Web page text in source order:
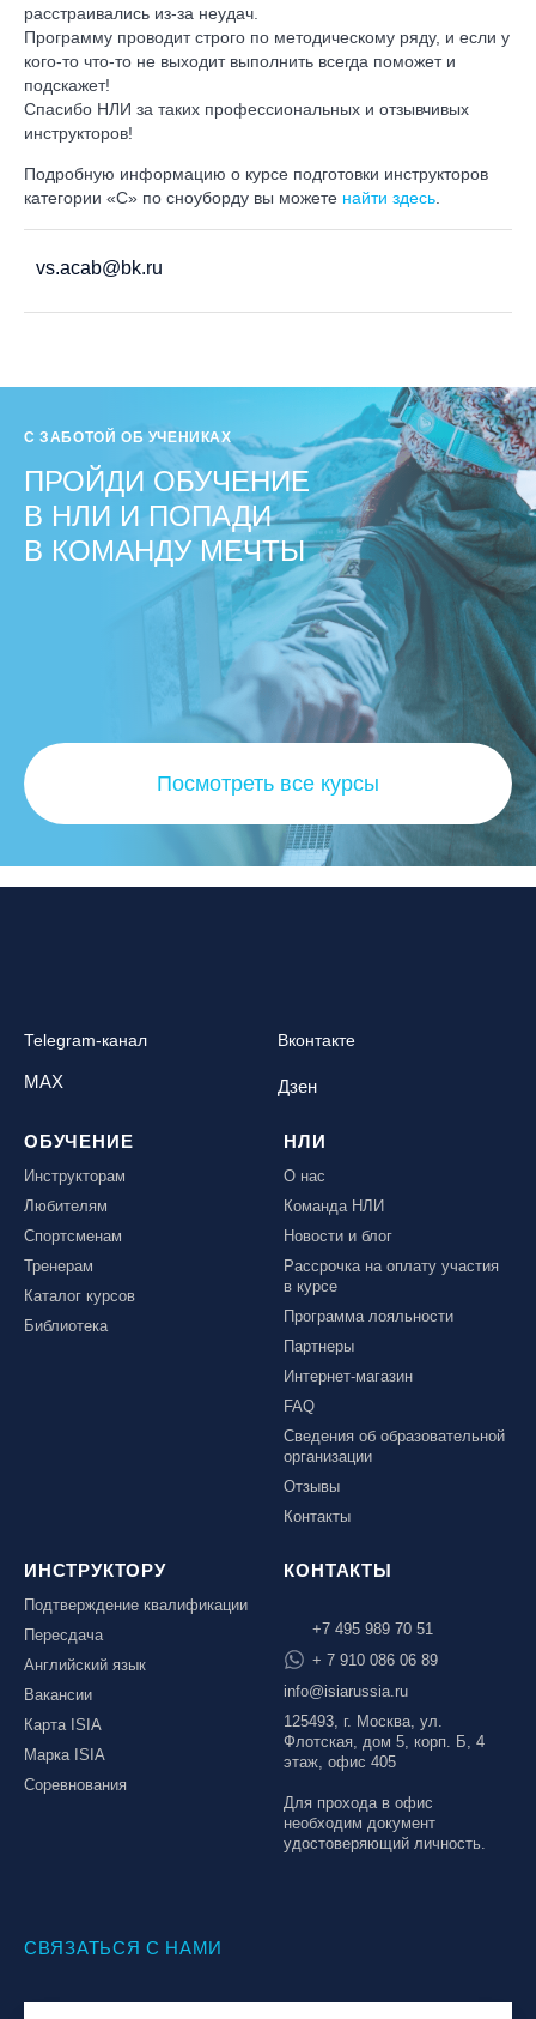
расстраивались из-за неудач.
Программу проводит строго по методическому ряду, и если у
кого-то что-то не выходит выполнить всегда поможет и
подскажет!
Спасибо НЛИ за таких профессиональных и отзывчивых
инструкторов!
Подробную информацию о курсе подготовки инструкторов
категории «С» по сноуборду вы можете найти здесь
vs.acab@bk.ru
С ЗАБОТОЙ ОБ УЧЕНИКАХ
ПРОЙДИ ОБУЧЕНИЕ
В НЛИ И ПОПАДИ
В КОМАНДУ МЕЧТЫ
Посмотреть все курсы
Telegram-канал Вконтакте
MAX Дзен
ОБУЧЕНИЕ
Инструкторам
Любителям
Спортсменам
Тренерам
Каталог курсов
Библиотека
НЛИ
О нас
Команда НЛИ
Новости и блог
Рассрочка на оплату участия
в курсе
Программа лояльности
Партнеры
Интернет-магазин
FAQ
Сведения об образовательной
организации
Отзывы
Контакты
ИНСТРУКТОРУ
Подтверждение квалификации
Пересдача
Английский язык
Вакансии
Карта ISIA
Марка ISIA
Соревнования
КОНТАКТЫ
+7 495 989 70 51
+ 7 910 086 06 89
info@isiarussia.ru
125493, г. Москва, ул.
Флотская, дом 5, корп. Б, 4
этаж, офис 405
Для прохода в офис
необходим документ
удостоверяющий личность.
СВЯЗАТЬСЯ С НАМИ